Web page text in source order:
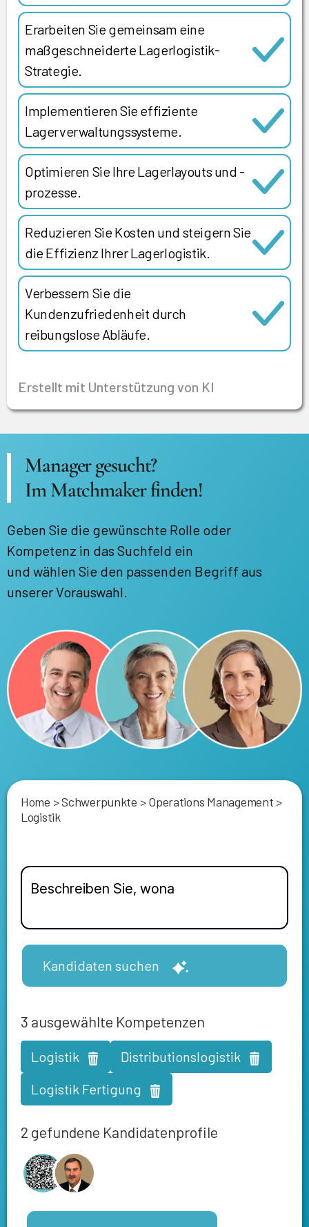
Erarbeiten Sie gemeinsam eine
maßgeschneiderte Lagerlogistik-
Strategie.
Implementieren Sie effiziente
Lagerverwaltungssysteme.
Optimieren Sie Ihre Lagerlayouts und -
prozesse.
Reduzieren Sie Kosten und steigern Sie
die Effizienz Ihrer Lagerlogistik.
Verbessern Sie die
Kundenzufriedenheit durch
reibungslose Abläufe.
Erstellt mit Unterstützung von KI
Manager gesucht?
Im Matchmaker finden!
Geben Sie die gewünschte Rolle oder
Kompetenz in das Suchfeld ein
und wählen Sie den passenden Begriff aus
unserer Vorauswahl.
Home >Schwerpunkte >Operations Management >
Logistik
Kandidaten suchen
3 ausgewählte Kompetenzen
Logistik
Distributionslogistik
Logistik Fertigung
2 gefundene Kandidatenprofile